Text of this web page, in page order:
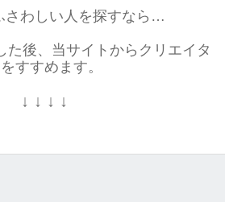
さわしい人を探すなら…
た後、当サイトからクリエイタ
すすめます。
↓ ↓ ↓ ↓